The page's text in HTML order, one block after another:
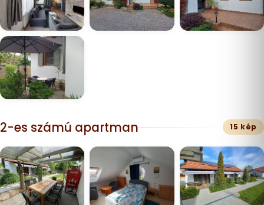
2-es számú apartman 15 kép